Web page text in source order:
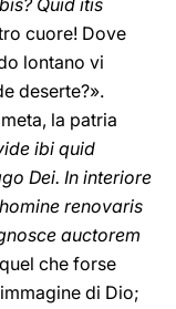
Quid itis
cuore! Dove
lontano vi
deserte?».
la patria
ibi quid
Dei. In interiore
renovaris
auctorem
che forse
di Dio;